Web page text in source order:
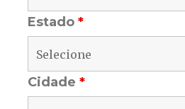
Estado*
Cidade*